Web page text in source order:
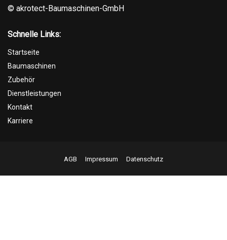
© akrotect-Baumaschinen-GmbH
Schnelle Links:
Startseite
Baumaschinen
Zubehör
Dienstleistungen
Kontakt
Karriere
AGB Impressum Datenschutz